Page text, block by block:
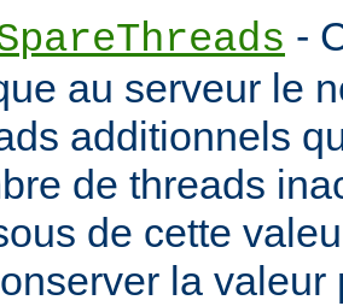
-
au serveur le
additionnels
de threads
de cette
la valeur